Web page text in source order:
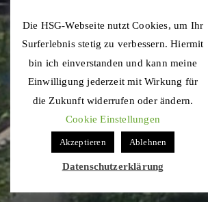
Freiburg-Exkursion des Geschichte LK
16. Juli 2026
Copyright © 2020 Hohenstaufen-
Die HSG-Webseite nutzt Cookies, um Ihr
Surferlebnis stetig zu verbessern. Hiermit
bin ich einverstanden und kann meine
Einwilligung jederzeit mit Wirkung für
die Zukunft widerrufen oder ändern.
Cookie Einstellungen
Akzeptieren Ablehnen
Datenschutzerklärung